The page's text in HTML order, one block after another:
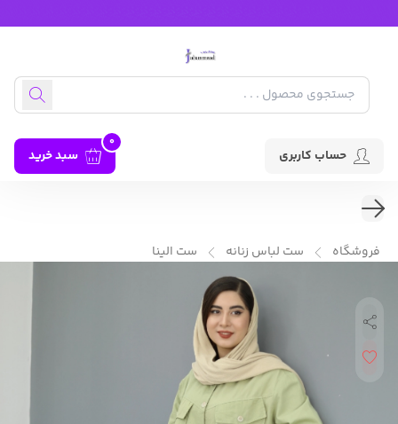
حساب کاربری سبد خرید
0
فروشگاه ست لباس زنانه ست الینا